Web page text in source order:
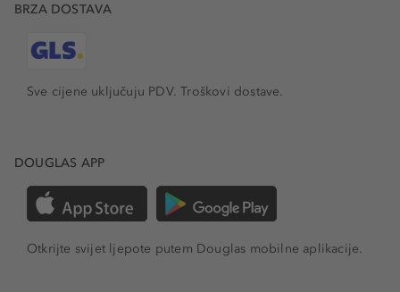
BRZA DOSTAVA
Sve cijene uključuju PDV.Troškovi dostave.
DOUGLAS APP
Otkrijte svijet ljepote putem Douglas mobilne aplikacije.